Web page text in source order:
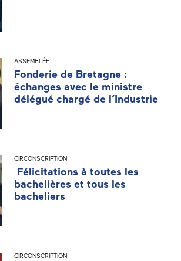
ASSEMBLÉE
Fonderie de Bretagne :
échanges avec le ministre
délégué chargé de l’Industrie
CIRCONSCRIPTION
Félicitations à toutes les
bachelières et tous les
bacheliers
CIRCONSCRIPTION